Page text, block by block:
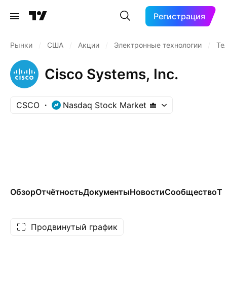
Регистрация
Рынки США Акции Электронные технологии
Cisco Systems, Inc.
CSCO Nasdaq Stock Market
ОбзорОтчётностьДокументыНовостиСообщество
Продвинутый график